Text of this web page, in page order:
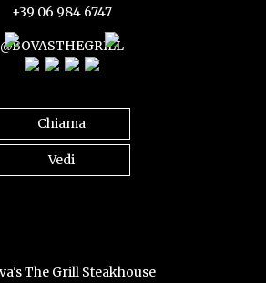
+39 06 984 6747
@BOVASTHEGRILL
Chiama
Vedi